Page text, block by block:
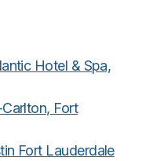
Hotel & Spa,
Fort
Fort Lauderdale